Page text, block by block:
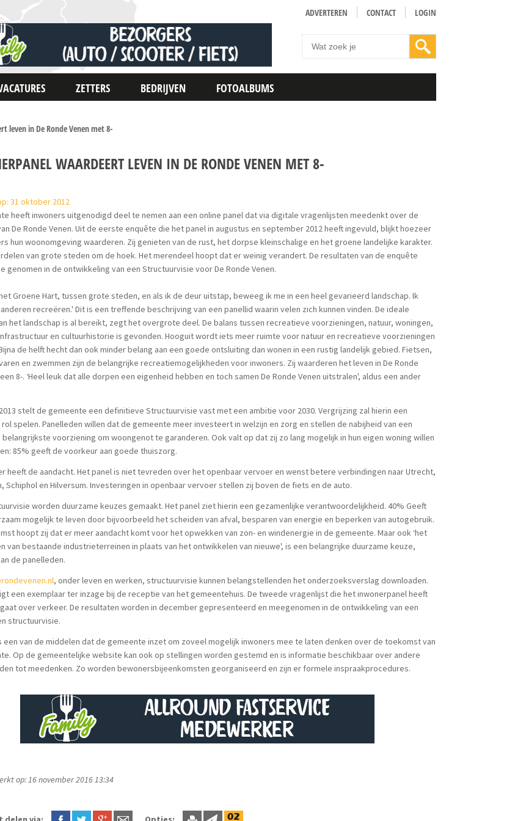
ADVERTEREN CONTACT LOGIN
ZETTERS BEDRIJVEN FOTOALBUMS
leven in De Ronde Venen met 8-
WAARDEERT LEVEN IN DE RONDE VENEN MET 8-
31 oktober 2012
heeft inwoners uitgenodigd deel te nemen aan een online panel dat via digitale vragenlijsten meedenkt over de
De Ronde Venen. Uit de eerste enquête die het panel in augustus en september 2012 heeft ingevuld, blijkt hoezeer
hun woonomgeving waarderen. Zij genieten van de rust, het dorpse kleinschalige en het groene landelijke karakter.
van grote steden om de hoek. Het merendeel hoopt dat er weinig verandert. De resultaten van de enquête
genomen in de ontwikkeling van een Structuurvisie voor De Ronde Venen.
het Groene Hart, tussen grote steden, en als ik de deur uitstap, beweeg ik me in een heel gevarieerd landschap. Ik
recreëren.' Dit is een treffende beschrijving van een panellid waarin velen zich kunnen vinden. De ideale
het landschap is al bereikt, zegt het overgrote deel. De balans tussen recreatieve voorzieningen, natuur, woningen,
en cultuurhistorie is gevonden. Hooguit wordt iets meer ruimte voor natuur en recreatieve voorzieningen
de helft hecht dan ook minder belang aan een goede ontsluiting dan wonen in een rustig landelijk gebied. Fietsen,
en zwemmen zijn de belangrijke recreatiemogelijkheden voor inwoners. Zij waarderen het leven in De Ronde
8-. ‘Heel leuk dat alle dorpen een eigenheid hebben en toch samen De Ronde Venen uitstralen', aldus een ander
stelt de gemeente een definitieve Structuurvisie vast met een ambitie voor 2030. Vergrijzing zal hierin een
spelen. Panelleden willen dat de gemeente meer investeert in welzijn en zorg en stellen de nabijheid van een
belangrijkste voorziening om woongenot te garanderen. Ook valt op dat zij zo lang mogelijk in hun eigen woning willen
85% geeft de voorkeur aan goede thuiszorg.
heeft de aandacht. Het panel is niet tevreden over het openbaar vervoer en wenst betere verbindingen naar Utrecht,
Schiphol en Hilversum. Investeringen in openbaar vervoer stellen zij boven de fiets en de auto.
worden duurzame keuzes gemaakt. Het panel ziet hierin een gezamenlijke verantwoordelijkheid. 40% Geeft
mogelijk te leven door bijvoorbeeld het scheiden van afval, besparen van energie en beperken van autogebruik.
hoopt zij dat er meer aandacht komt voor het opwekken van zon- en windenergie in de gemeente. Maar ook ‘het
van bestaande industrieterreinen in plaats van het ontwikkelen van nieuwe', is een belangrijke duurzame keuze,
de panelleden.
, onder leven en werken, structuurvisie kunnen belangstellenden het onderzoeksverslag downloaden.
een exemplaar ter inzage bij de receptie van het gemeentehuis. De tweede vragenlijst die het inwonerpanel heeft
over verkeer. De resultaten worden in december gepresenteerd en meegenomen in de ontwikkeling van een
structuurvisie.
een van de middelen dat de gemeente inzet om zoveel mogelijk inwoners mee te laten denken over de toekomst van
Op de gemeentelijke website kan ook op stellingen worden gestemd en is informatie beschikbaar over andere
tot meedenken. Zo worden bewonersbijeenkomsten georganiseerd en zijn er formele inspraakprocedures.
op: 16 november 2016 13:34